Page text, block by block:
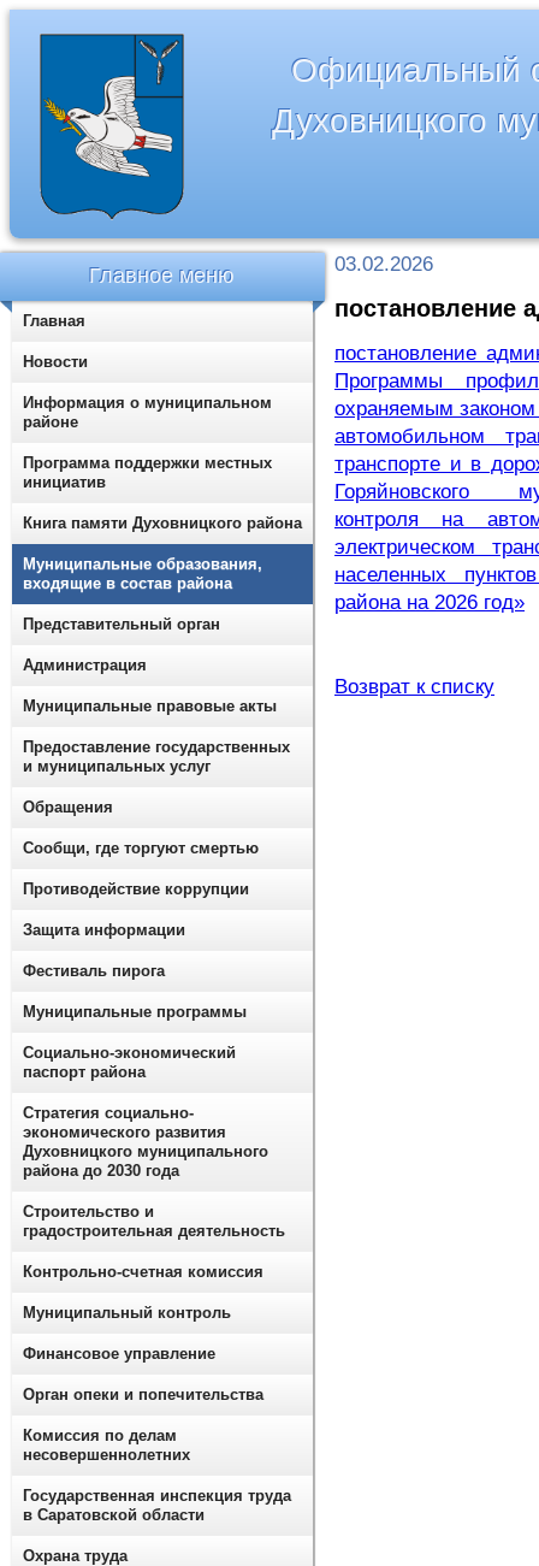
Официальный
Духовницкого
03.02.2026
постановление
постановление
Программы
охраняемым
автомобильном
транспорте и в
Горяйновского
контроля на
электрическом
населенных
района на 2026 год»
Возврат к списку
Главное меню
Главная
Новости
Информация о муниципальном
районе
Программа поддержки местных
инициатив
Книга памяти Духовницкого района
Муниципальные образования,
входящие в состав района
Представительный орган
Администрация
Муниципальные правовые акты
Предоставление государственных
и муниципальных услуг
Обращения
Сообщи, где торгуют смертью
Противодействие коррупции
Защита информации
Фестиваль пирога
Муниципальные программы
Социально-экономический
паспорт района
Стратегия социально-
экономического развития
Духовницкого муниципального
района до 2030 года
Строительство и
градостроительная деятельность
Контрольно-счетная комиссия
Муниципальный контроль
Финансовое управление
Орган опеки и попечительства
Комиссия по делам
несовершеннолетних
Государственная инспекция труда
в Саратовской области
Охрана труда